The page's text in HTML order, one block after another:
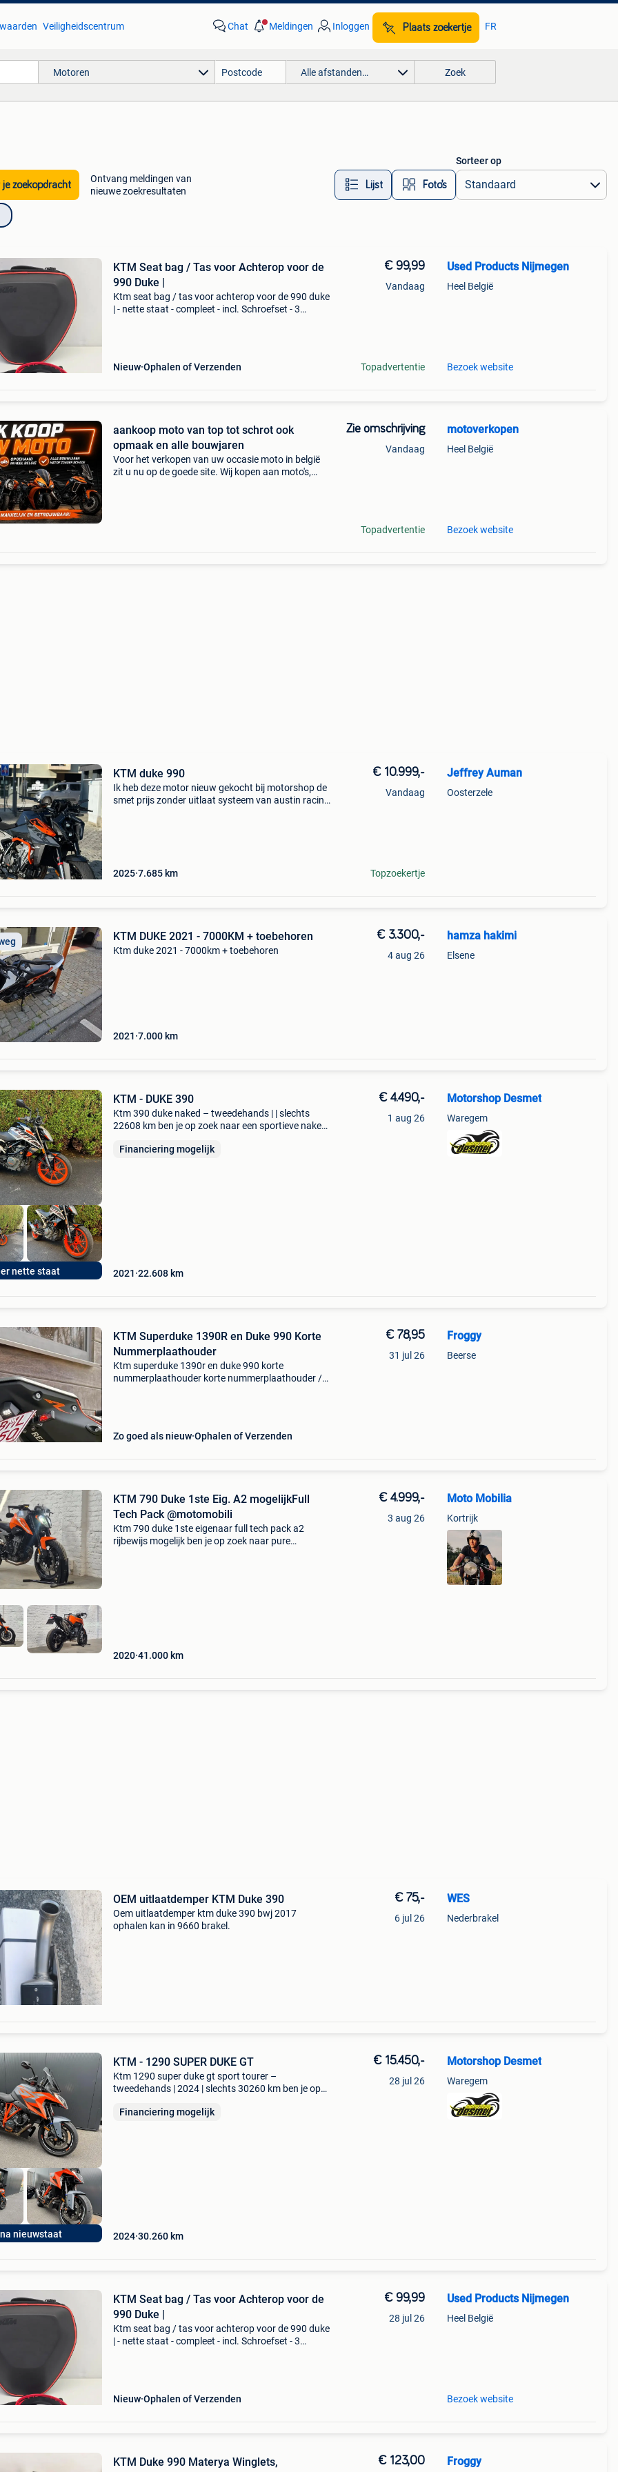
Veiligheidscentrum Chat Meldingen Inloggen Plaats zoekertje FR
Motoren Alle afstanden… Zoek
je zoekopdracht
Ontvang meldingen van
nieuwe zoekresultaten
Lijst Foto’s
Sorteer op
KTM Seat bag / Tas voor Achterop voor de
990 Duke |
Ktm seat bag / tas voor achterop voor de 990 duke
| - nette staat - compleet - incl. Schroefset - 3
Nieuw Ophalen of Verzenden
€ 99,99
Vandaag
Topadvertentie
Used Products Nijmegen
Heel België
Bezoek website
aankoop moto van top tot schrot ook
opmaak en alle bouwjaren
Voor het verkopen van uw occasie moto in belgië
zit u nu op de goede site. Wij kopen aan moto's,
Zie omschrijving
Vandaag
Topadvertentie
motoverkopen
Heel België
Bezoek website
KTM duke 990
Ik heb deze motor nieuw gekocht bij motorshop de
smet prijs zonder uitlaat systeem van austin racing
2025 7.685 km
€ 10.999,-
Vandaag
Topzoekertje
Jeffrey Auman
Oosterzele
KTM DUKE 2021 - 7000KM + toebehoren
Ktm duke 2021 - 7000km + toebehoren
2021 7.000 km
€ 3.300,-
4 aug 26
hamza hakimi
Elsene
nette staat
KTM - DUKE 390
Ktm 390 duke naked – tweedehands | | slechts
22608 km ben je op zoek naar een sportieve naked
staat en heeft 22608 km op de teller. Belangrijkste
Financiering mogelijk
2021 22.608 km
€ 4.490,-
1 aug 26
Motorshop Desmet
Waregem
KTM Superduke 1390R en Duke 990 Korte
Nummerplaathouder
Ktm superduke 1390r en duke 990 korte
nummerplaathouder korte nummerplaathouder /
Zo goed als nieuw Ophalen of Verzenden
€ 78,95
31 jul 26
Froggy
Beerse
KTM 790 Duke 1ste Eig. A2 mogelijkFull
Tech Pack @motomobili
Ktm 790 duke 1ste eigenaar full tech pack a2
rijbewijs mogelijk ben je op zoek naar pure
2020 41.000 km
€ 4.999,-
3 aug 26
Moto Mobilia
Kortrijk
OEM uitlaatdemper KTM Duke 390
Oem uitlaatdemper ktm duke 390 bwj 2017
ophalen kan in 9660 brakel.
€ 75,-
6 jul 26
WES
Nederbrakel
nieuwstaat
KTM - 1290 SUPER DUKE GT
Ktm 1290 super duke gt sport tourer –
tweedehands | 2024 | slechts 30260 km ben je op
sport tourer occasie is in nieuswtaat en heeft
Financiering mogelijk
2024 30.260 km
€ 15.450,-
28 jul 26
Motorshop Desmet
Waregem
KTM Seat bag / Tas voor Achterop voor de
990 Duke |
Ktm seat bag / tas voor achterop voor de 990 duke
| - nette staat - compleet - incl. Schroefset - 3
Nieuw Ophalen of Verzenden
€ 99,99
28 jul 26
Used Products Nijmegen
Heel België
Bezoek website
KTM Duke 990 Materya Winglets,
€ 123,00 Froggy